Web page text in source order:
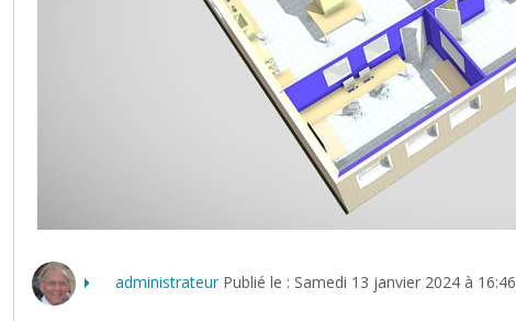
administrateurPublié le : Samedi 13 janvier 2024 à 16:46